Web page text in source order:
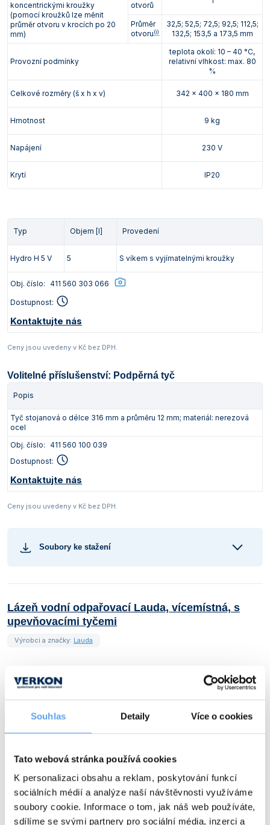
Souhlas Detaily Více o cookies
Tato webová stránka používá cookies
K personalizaci obsahu a reklam, poskytování funkcí
sociálních médií a analýze naší návštěvnosti využíváme
soubory cookie. Informace o tom, jak náš web používáte,
sdílíme se svými partnery pro sociální média, inzerci a
koncentrickými kroužky
(pomocí kroužků lze měnit
průměr otvoru v krocích po 20
mm)
otvorů
Průměr
otvoru(i)
32,5; 52,5; 72,5; 92,5; 112,5;
132,5; 153,5 a 173,5 mm
Provozní podmínky
teplota okolí: 10 – 40 °C,
relativní vlhkost: max. 80
%
Celkové rozměry (š x h x v) 342 x 400 x 180 mm
Hmotnost 9 kg
Napájení 230 V
Krytí IP20
Typ Objem [l] Provedení
Hydro H 5 V 5 S víkem s vyjímatelnými kroužky
Obj. číslo: 411 560 303 066
Dostupnost:
Kontaktujte nás
Ceny jsou uvedeny v Kč bez DPH.
Volitelné příslušenství: Podpěrná tyč
Popis
Tyč stojanová o délce 316 mm a průměru 12 mm; materiál: nerezová
ocel
Obj. číslo: 411 560 100 039
Dostupnost:
Kontaktujte nás
Ceny jsou uvedeny v Kč bez DPH.
Soubory ke stažení
Lázeň vodní odpařovací Lauda, vícemístná, s
upevňovacími tyčemi
+1
dalších
Výrobci a značky: Lauda